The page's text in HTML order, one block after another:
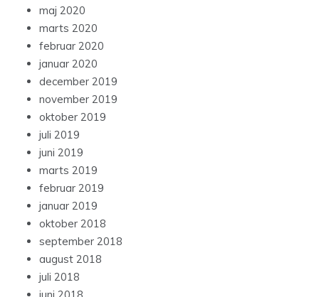
maj 2020
marts 2020
februar 2020
januar 2020
december 2019
november 2019
oktober 2019
juli 2019
juni 2019
marts 2019
februar 2019
januar 2019
oktober 2018
september 2018
august 2018
juli 2018